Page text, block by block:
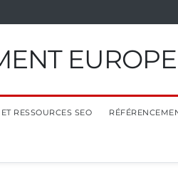
RESSOURCES SEO